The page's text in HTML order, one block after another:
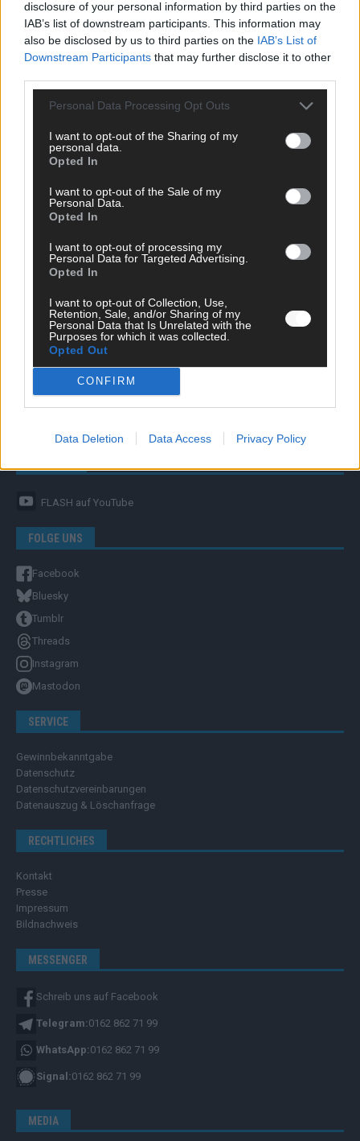
disclosure of your personal information by third parties on the
IAB’s list of downstream participants. This information may
also be disclosed by us to third parties on the IAB’s List of
Downstream Participants that may further disclose it to other
Personal Data Processing Opt Outs
I want to opt-out of the Sharing of my
personal data.
Opted In
I want to opt-out of the Sale of my
Personal Data.
Opted In
I want to opt-out of processing my
Personal Data for Targeted Advertising.
Opted In
I want to opt-out of Collection, Use,
Retention, Sale, and/or Sharing of my
Personal Data that Is Unrelated with the
Purposes for which it was collected.
Opted Out
CONFIRM
Data Deletion Data Access Privacy Policy
SCHNELL ZUM RESSORT
Nachrichten
Wirtschaft
Ratgeber
Kommentar
Eurovision
FLASH – DAS VIDEOPORTAL
ÜBER UNS
Unternehmensporträt
Ehtikrichtlinie & Faktencheck
FLASH auf YouTube
FOLGE UNS
Facebook
Bluesky
Tumblr
Threads
Instagram
Mastodon
SERVICE
Gewinnbekanntgabe
Datenschutz
Datenschutzvereinbarungen
Datenauszug & Löschanfrage
RECHTLICHES
Kontakt
Presse
Impressum
Bildnachweis
MESSENGER
Schreib uns auf Facebook
Telegram:0162 862 71 99
WhatsApp:0162 862 71 99
Signal:0162 862 71 99
MEDIA